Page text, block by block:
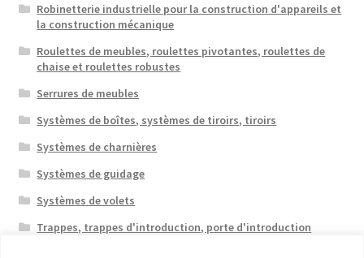
Robinetterie industrielle pour la construction d'appareils et
la construction mécanique
Roulettes de meubles, roulettes pivotantes, roulettes de
chaise et roulettes robustes
Serrures de meubles
Systèmes de boîtes, systèmes de tiroirs, tiroirs
Systèmes de charnières
Systèmes de guidage
Systèmes de volets
Trappes, trappes d'introduction, porte d'introduction